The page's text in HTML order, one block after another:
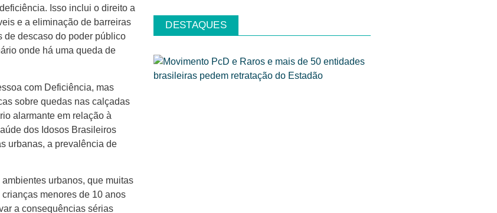
Isso inclui o direito a
e a eliminação de barreiras
de descaso do poder público
onde há uma queda de
com Deficiência, mas
sobre quedas nas calçadas
alarmante em relação à
dos Idosos Brasileiros
urbanas, a prevalência de
urbanos, que muitas
menores de 10 anos
a consequências sérias
DESTAQUES